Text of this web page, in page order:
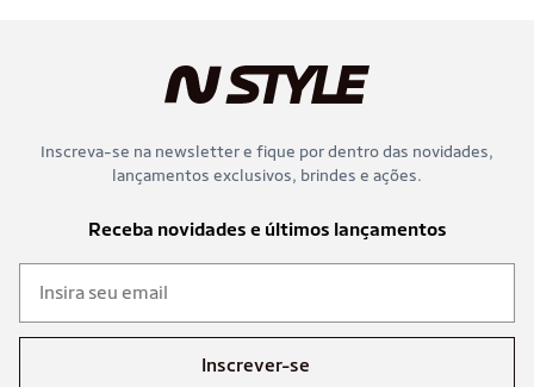
Inscreva-se na newsletter e fique por dentro das novidades,
lançamentos exclusivos, brindes e ações.
Receba novidades e últimos lançamentos
Inscrever-se